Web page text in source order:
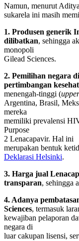
Namun, menurut
sukarela ini masih
1. Produsen generik
dilibatkan, sehingga
monopoli
Gilead Sciences.
2. Pemilihan negara
pertimbangan
menengah-tinggi (
Argentina, Brasil,
mereka
memiliki prevalensi
Purpose
2 Lenacapavir. Hal ini
merupakan bentuk
Deklarasi Helsinki.
3. Harga jual
transparan, sehingga
4. Adanya
Sciences, termasuk
kewajiban pelaporan
negara di
luar cakupan lisensi,